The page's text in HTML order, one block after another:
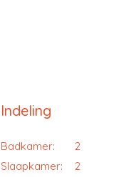
Indeling
Badkamer: 2
Slaapkamer:
2